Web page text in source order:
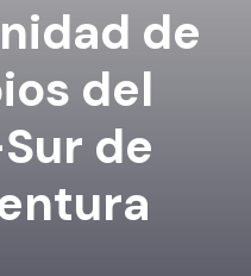
de
del
de